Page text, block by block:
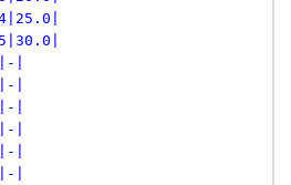
|
|
|
|
|
|